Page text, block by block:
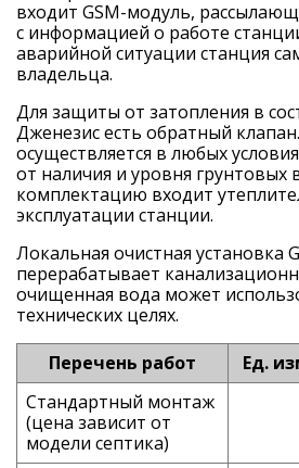
входит GSM-модуль,
с информацией о работе
аварийной ситуации станция
владельца.
Для защиты от затопления в
Дженезис есть обратный
осуществляется в любых
от наличия и уровня грунтовых
комплектацию входит
эксплуатации станции.
Локальная очистная установка
перерабатывает
очищенная вода может
технических целях.
Перечень работ
Ед.
Стандартный монтаж
(цена зависит от
модели септика)